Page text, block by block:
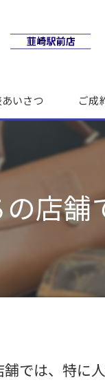
いさつ ご成
店
では、特に